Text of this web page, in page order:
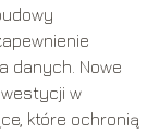
danych. Nowe
w
które ochronią